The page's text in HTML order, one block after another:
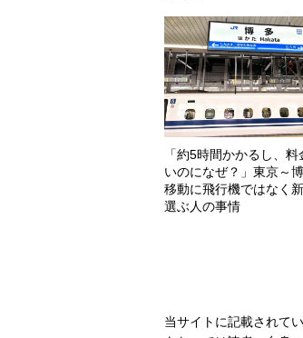
「約5時間かかるし、料
いのになぜ？」東京～
移動に飛行機ではなく
選ぶ人の事情
当サイトに記載されて